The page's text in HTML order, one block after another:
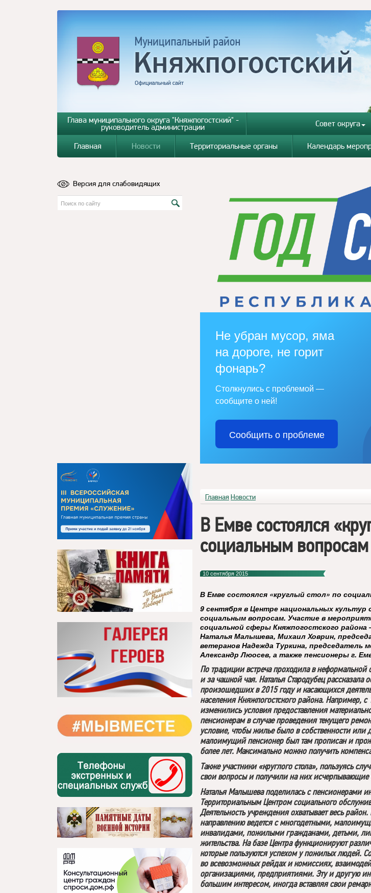
Глава муниципального округа "Княжпогостский" -
руководитель администрации Совет округа
Главная Новости Территориальные органы Календарь
Версия для слабовидящих
Не убран мусор, яма
на дороге, не горит
фонарь?
Столкнулись с проблемой —
сообщите о ней!
Сообщить о проблеме
Главная Новости
В Емве состоялся
социальным вопросам
10 сентября 2015
В Емве состоялся «круглый стол» по
9 сентября в Центре национальных
социальным вопросам. Участие в
социальной сферы Княжпогостского
Наталья Малышева, Михаил Ховрин,
ветеранов Надежда Туркина, председатель
Александр Люосев, а также пенсионеры г.
По традиции встреча проходила в
и за чашкой чая. Наталья Стародубец рассказала
произошедших в 2015 году и касающихся
населения Княжпогостского района. Например, с
изменились условия предоставления
пенсионерам в случае проведения текущего
условие, чтобы жилье было в собственности или
малоимущий пенсионер был там прописан и
более лет. Максимально можно получить
Также участники «круглого стола», пользуясь
свои вопросы и получили на них исчерпывающие
Наталья Малышева поделилась с пенсионерами
Территориальным Центром социального
Деятельность учреждения охватывает весь
направлению ведется с многодетными,
инвалидами, пожилыми гражданами, детьми,
жительства. На базе Центра функционируют
которые пользуются успехом у пожилых людей.
во всевозможных рейдах и комиссиях,
организациями, предприятиями. Эту и другую
большим интересом, иногда вставляя свои